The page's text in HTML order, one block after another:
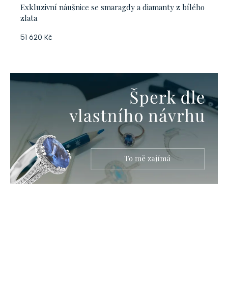
Exkluzivní náušnice se smaragdy a diamanty z bílého
zlata
51 620 Kč